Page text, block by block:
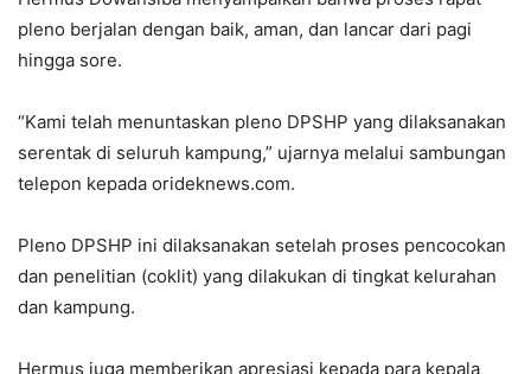
pleno berjalan dengan baik, aman, dan lancar dari pagi
hingga sore.
“Kami telah menuntaskan pleno DPSHP yang dilaksanakan
serentak di seluruh kampung,” ujarnya melalui sambungan
telepon kepada orideknews.com.
Pleno DPSHP ini dilaksanakan setelah proses pencocokan
dan penelitian (coklit) yang dilakukan di tingkat kelurahan
dan kampung.
Hermus juga memberikan apresiasi kepada para kepala